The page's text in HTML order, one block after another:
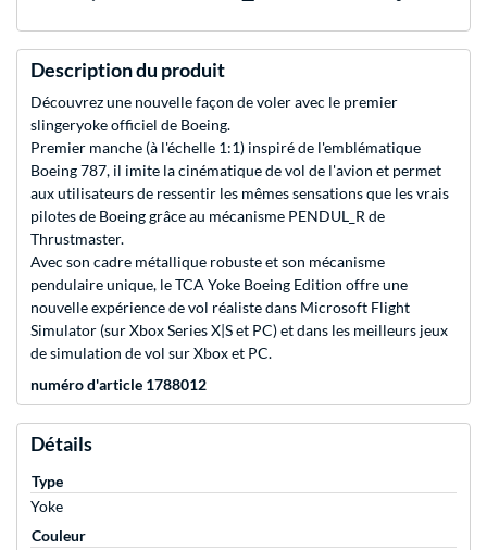
Description du produit
Découvrez une nouvelle façon de voler avec le premier
slingeryoke officiel de Boeing.
Premier manche (à l'échelle 1:1) inspiré de l'emblématique
Boeing 787, il imite la cinématique de vol de l'avion et permet
aux utilisateurs de ressentir les mêmes sensations que les vrais
pilotes de Boeing grâce au mécanisme PENDUL_R de
Thrustmaster.
Avec son cadre métallique robuste et son mécanisme
pendulaire unique, le TCA Yoke Boeing Edition offre une
nouvelle expérience de vol réaliste dans Microsoft Flight
Simulator (sur Xbox Series X|S et PC) et dans les meilleurs jeux
de simulation de vol sur Xbox et PC.
numéro d'article 1788012
Détails
Type
Yoke
Couleur